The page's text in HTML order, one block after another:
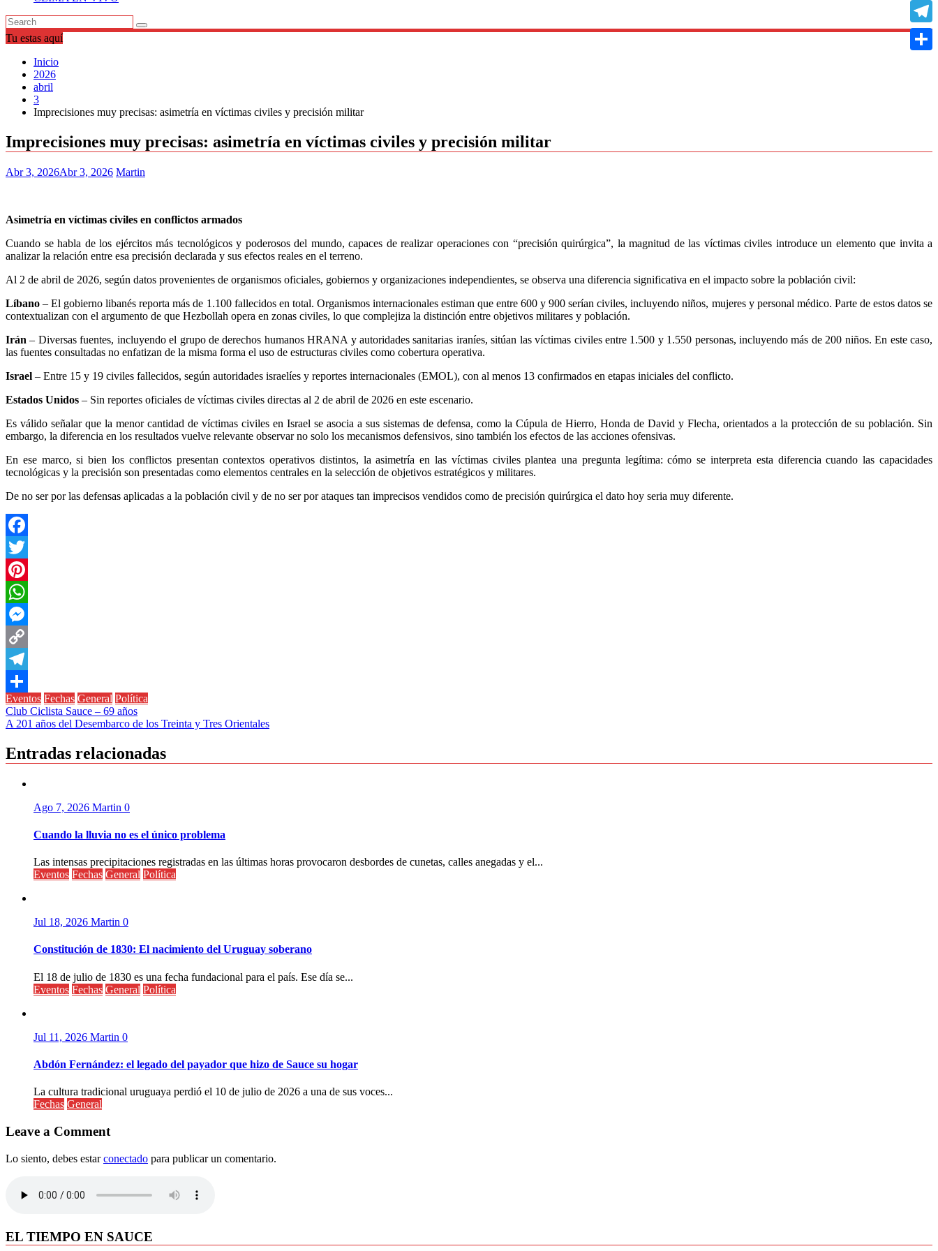
Tu estas aquí
Inicio
2026
abril
3
Imprecisiones muy precisas: asimetría en víctimas civiles y precisión militar
Imprecisiones muy precisas: asimetría en víctimas civiles y precisión militar
Abr 3, 2026Abr 3, 2026 Martin
Asimetría en víctimas civiles en conflictos armados
Cuando se habla de los ejércitos más tecnológicos y poderosos del mundo, capaces de realizar operaciones con “precisión quirúrgica”, la magnitud de las víctimas civiles introduce un elemento que invita a
analizar la relación entre esa precisión declarada y sus efectos reales en el terreno.
Al 2 de abril de 2026, según datos provenientes de organismos oficiales, gobiernos y organizaciones independientes, se observa una diferencia significativa en el impacto sobre la población civil:
Líbano – El gobierno libanés reporta más de 1.100 fallecidos en total. Organismos internacionales estiman que entre 600 y 900 serían civiles, incluyendo niños, mujeres y personal médico. Parte de estos datos se
contextualizan con el argumento de que Hezbollah opera en zonas civiles, lo que complejiza la distinción entre objetivos militares y población.
Irán – Diversas fuentes, incluyendo el grupo de derechos humanos HRANA y autoridades sanitarias iraníes, sitúan las víctimas civiles entre 1.500 y 1.550 personas, incluyendo más de 200 niños. En este caso,
las fuentes consultadas no enfatizan de la misma forma el uso de estructuras civiles como cobertura operativa.
Israel – Entre 15 y 19 civiles fallecidos, según autoridades israelíes y reportes internacionales (EMOL), con al menos 13 confirmados en etapas iniciales del conflicto.
Estados Unidos – Sin reportes oficiales de víctimas civiles directas al 2 de abril de 2026 en este escenario.
Es válido señalar que la menor cantidad de víctimas civiles en Israel se asocia a sus sistemas de defensa, como la Cúpula de Hierro, Honda de David y Flecha, orientados a la protección de su población. Sin
embargo, la diferencia en los resultados vuelve relevante observar no solo los mecanismos defensivos, sino también los efectos de las acciones ofensivas.
En ese marco, si bien los conflictos presentan contextos operativos distintos, la asimetría en las víctimas civiles plantea una pregunta legítima: cómo se interpreta esta diferencia cuando las capacidades
tecnológicas y la precisión son presentadas como elementos centrales en la selección de objetivos estratégicos y militares.
De no ser por las defensas aplicadas a la población civil y de no ser por ataques tan imprecisos vendidos como de precisión quirúrgica el dato hoy seria muy diferente.
Facebook
Twitter
Pinterest
WhatsApp
Messenger
Copy
Link
Telegram
Compartir
Eventos Fechas General Política
Navegación
de
entradas
Club Ciclista Sauce – 69 años
A 201 años del Desembarco de los Treinta y Tres Orientales
Entradas relacionadas
Ago 7, 2026 Martin 0
Cuando la lluvia no es el único problema
Las intensas precipitaciones registradas en las últimas horas provocaron desbordes de cunetas, calles anegadas y el...
Eventos Fechas General Política
Jul 18, 2026 Martin 0
Constitución de 1830: El nacimiento del Uruguay soberano
El 18 de julio de 1830 es una fecha fundacional para el país. Ese día se...
Eventos Fechas General Política
Jul 11, 2026 Martin 0
Abdón Fernández: el legado del payador que hizo de Sauce su hogar
La cultura tradicional uruguaya perdió el 10 de julio de 2026 a una de sus voces...
Fechas General
Leave a Comment
Lo siento, debes estarconectado para publicar un comentario.
EL TIEMPO EN SAUCE
Copy
Link